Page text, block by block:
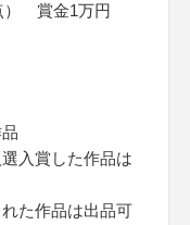
） 賞金1万円
入賞した作品は
た作品は出品可